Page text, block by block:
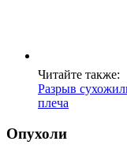
Читайте также:
Разрыв
плеча
Опухоли